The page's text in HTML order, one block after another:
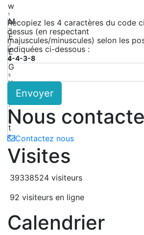
w
1
M
2
E
3
E
4
G
5
y
7
t
8
t
9
Recopiez les 4 caractères du code
dessus (en respectant
majuscules/minuscules) selon les
indiquées ci-dessous :
4-4-3-8
Envoyer
Nous
Contactez nous
Visites
39338524 visiteurs
92 visiteurs en ligne
Calendrier